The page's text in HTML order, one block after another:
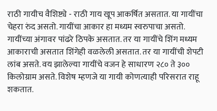
राठी गायीच वैशिष्ट्ये - राठी गाय खूप आकर्षित असतात. या गायींचा
चेहरा रुंद असतो. गायींचा आकार हा मध्यम स्वरुपाचा असतो.
गायींच्या अंगावर पांढरे ठिपके असतात. तर या गायींचे शिंग मध्यम
आकाराची असतात शिंगेही वळलेली असतात. तर या गायींची शेपटी
लांब असते. वय झालेल्या गायींचे वजन हे साधारण २८० ते ३००
किलोग्राम असते. विशेष म्हणजे या गायी कोणत्याही परिसरात राहू
शकतात.